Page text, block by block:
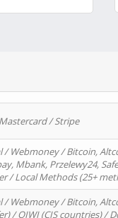
/ Stripe
/ Webmoney / Bitcoin,
Mbank, Przelewy24,
/ Local Methods (25+
/ Webmoney / Bitcoin,
/ QIWI (CIS countries) /